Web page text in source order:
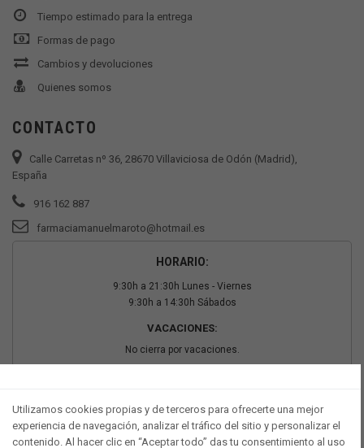
Tiempo estimado para la entrega
Formas de pago
Cambios y devoluciones
Quienes somos
CONTACTO
Calle Carretas nº 36, 28670 Villaviciosa de Odón (Madrid),
España
916 162 887
farmaciamanuelmaroto@hotmail.es
HORARIO:
9:30h a 21:30h Lunes - Viernes
9:30h a 14:30h Sábados
VACACIONES:
No cierra por vacaciones.
Utilizamos cookies propias y de terceros para ofrecerte una mejor
experiencia de navegación, analizar el tráfico del sitio y personalizar el
contenido. Al hacer clic en “Aceptar todo” das tu consentimiento al uso